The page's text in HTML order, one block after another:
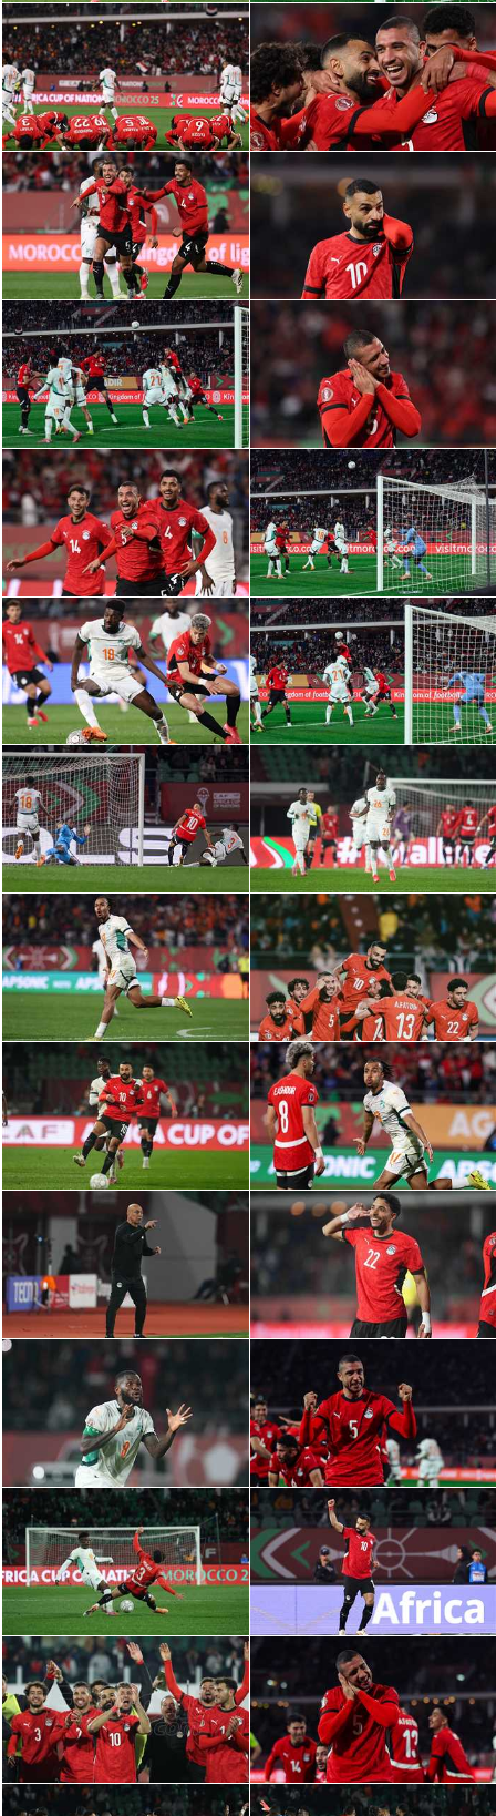
أمريكا
ركن الألعاب
أقسام خاصة
تحقيق في الجول
تقرير في الجول
تحليل في الجول
حكايات في الجول
كويز في الجول
فيديو في الجول